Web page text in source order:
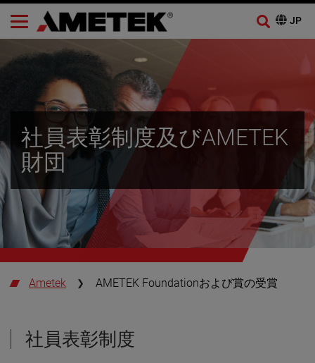
社員表彰制度及びAMETEK
財団
Ametek AMETEK Foundationおよび賞の受賞
社員表彰制度